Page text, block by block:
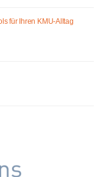
für Ihren KMU-Alltag